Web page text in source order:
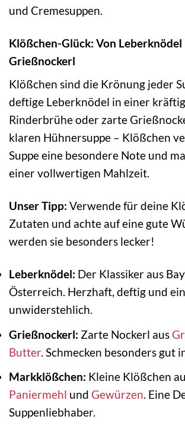
und Cremesuppen.
Klößchen-Glück: Von Leberknödel
Grießnockerl
Klößchen sind die Krönung jeder
deftige Leberknödel in einer
Rinderbrühe oder zarte
klaren Hühnersuppe – Klößchen
Suppe eine besondere Note und
einer vollwertigen Mahlzeit.
Unser Tipp: Verwende für deine
Zutaten und achte auf eine gute
werden sie besonders lecker!
Leberknödel: Der Klassiker aus
Österreich. Herzhaft, deftig und
unwiderstehlich.
Grießnockerl: Zarte Nockerl aus
Butter. Schmecken besonders gut
Markklößchen: Kleine Klößchen
Paniermehl und Gewürzen. Eine
Suppenliebhaber.